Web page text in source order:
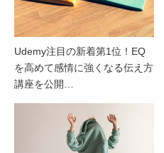
Udemy注目の新着第1位！EQ
を高めて感情に強くなる伝え方
講座を公開…